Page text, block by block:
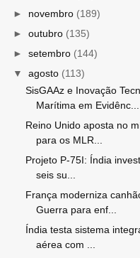
► novembro (189)
► outubro (135)
► setembro (144)
▼ agosto (113)
SisGAAz e Inovação
Marítima em Evidênc...
Reino Unido aposta no
para os MLR...
Projeto P-75I: Índia
seis su...
França moderniza
Guerra para enf...
Índia testa sistema
aérea com ...